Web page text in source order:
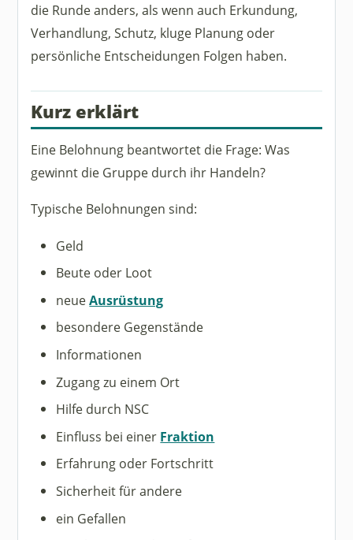
die Runde anders, als wenn auch Erkundung,
Verhandlung, Schutz, kluge Planung oder
persönliche Entscheidungen Folgen haben.
Kurz erklärt
Eine Belohnung beantwortet die Frage: Was
gewinnt die Gruppe durch ihr Handeln?
Typische Belohnungen sind:
Geld
Beute oder Loot
neueAusrüstung
besondere Gegenstände
Informationen
Zugang zu einem Ort
Hilfe durch NSC
Einfluss bei einer Fraktion
Erfahrung oder Fortschritt
Sicherheit für andere
ein Gefallen